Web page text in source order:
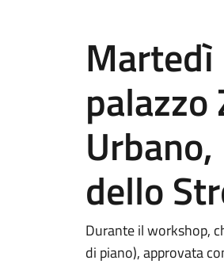
Martedì
palazzo
dello
Durante il workshop,
di piano), approvata